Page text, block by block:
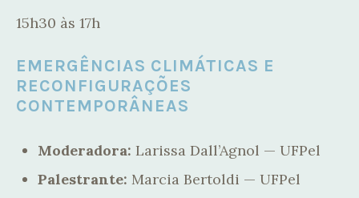
15h30 às 17h
EMERGÊNCIAS CLIMÁTICAS E
RECONFIGURAÇÕES
CONTEMPORÂNEAS
Moderadora: Larissa Dall’Agnol — UFPel
Palestrante: Marcia Bertoldi — UFPel